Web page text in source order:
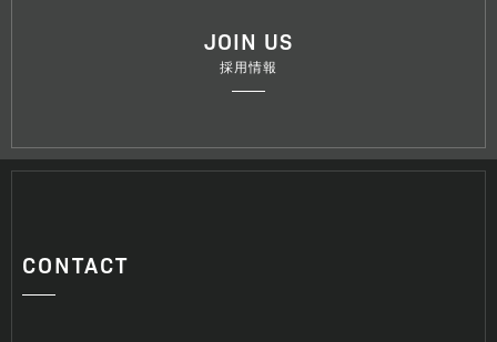
JOIN US
採用情報
CONTACT